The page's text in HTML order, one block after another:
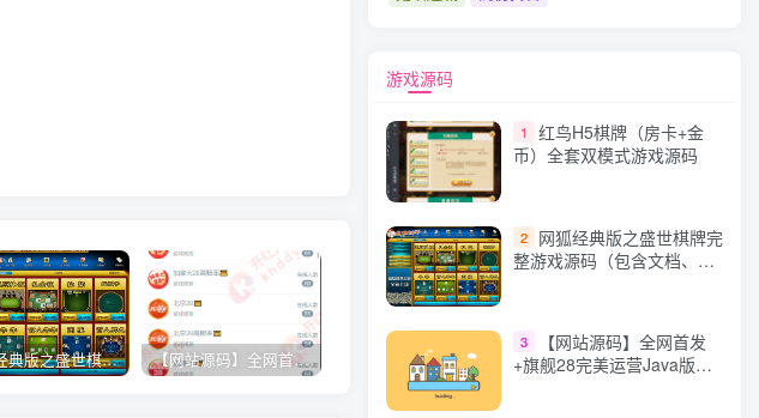
网狐经典版之盛世棋牌完整游戏源码（包含文档、架设教程、网站、源代码等） 【网站源码】全网首发+旗舰28完美运营Java版高仿28圈+彩种丰富+机器人+眯牌 星力9代棋牌游戏源码 完整数据+Android+Ios全套APP客户端 解密工具+视频教程(见另个链接)
游戏源码
1
红鸟H5棋牌（房卡+金
币）全套双模式游戏源码
2
网狐经典版之盛世棋牌完
整游戏源码（包含文档、架
3
【网站源码】全网首发
+旗舰28完美运营Java版高